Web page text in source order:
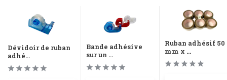
Dévidoir de ruban
adhé...
Bande adhésive
sur un ...
Ruban adhésif 50
mm x ...